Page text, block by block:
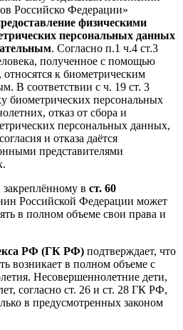
Российско Федерации»
физическими
персональных данных
. Согласно п.1 ч.4 ст.3
полученное с помощью
относятся к биометрическим
В соответствии с ч. 19 ст. 3
биометрических персональных
отказ от сбора и
персональных данных,
и отказа даётся
представителями
в ст. 60
Российской Федерации может
в полном объеме свои права и
РФ (ГК РФ) подтверждает, что
возникает в полном объеме с
Несовершеннолетние дети,
согласно ст. 26 и ст. 28 ГК РФ,
в предусмотренных законом